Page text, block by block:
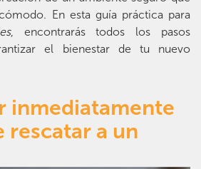
En esta guía práctica para
, encontrarás todos los pasos
el bienestar de tu nuevo
inmediatamente
rescatar a un